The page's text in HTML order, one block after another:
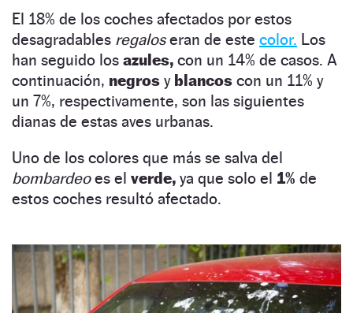
El 18% de los coches afectados por estos
desagradables regaloseran de este color. Los
han seguido los azules, con un 14% de casos. A
continuación, negros y blancos con un 11% y
un 7%, respectivamente, son las siguientes
dianas de estas aves urbanas.
Uno de los colores que más se salva del
bombardeoes el verde, ya que solo el 1% de
estos coches resultó afectado.